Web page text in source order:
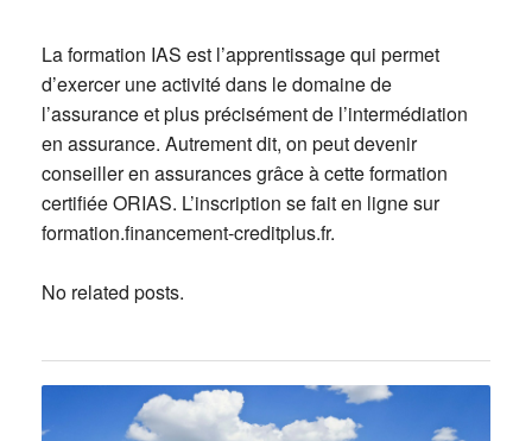
La formation IAS est l’apprentissage qui permet
d’exercer une activité dans le domaine de
l’assurance et plus précisément de l’intermédiation
en assurance. Autrement dit, on peut devenir
conseiller en assurances grâce à cette formation
certifiée ORIAS. L’inscription se fait en ligne sur
formation.financement-creditplus.fr.
No related posts.